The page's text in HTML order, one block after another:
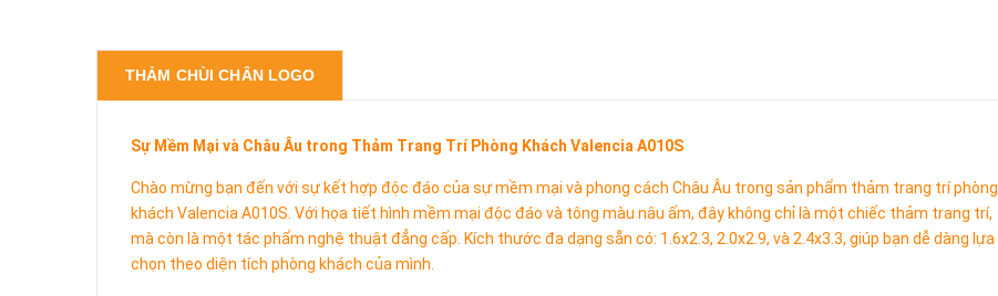
THẢM CHÙI CHÂN LOGO
Sự Mềm Mại và Châu Âu trong Thảm Trang Trí Phòng Khách Valencia A010S
Chào mừng bạn đến với sự kết hợp độc đáo của sự mềm mại và phong cách Châu Âu trong sản phẩm thảm trang trí phòng
khách Valencia A010S. Với họa tiết hình mềm mại độc đáo và tông màu nâu ấm, đây không chỉ là một chiếc thảm trang trí,
mà còn là một tác phẩm nghệ thuật đẳng cấp. Kích thước đa dạng sẵn có: 1.6x2.3, 2.0x2.9, và 2.4x3.3, giúp bạn dễ dàng lựa
chọn theo diện tích phòng khách của mình.